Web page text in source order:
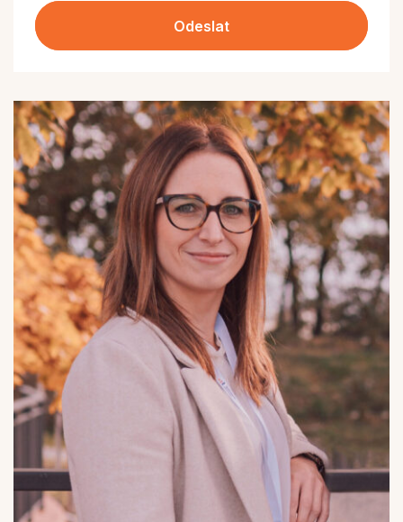
Odeslat